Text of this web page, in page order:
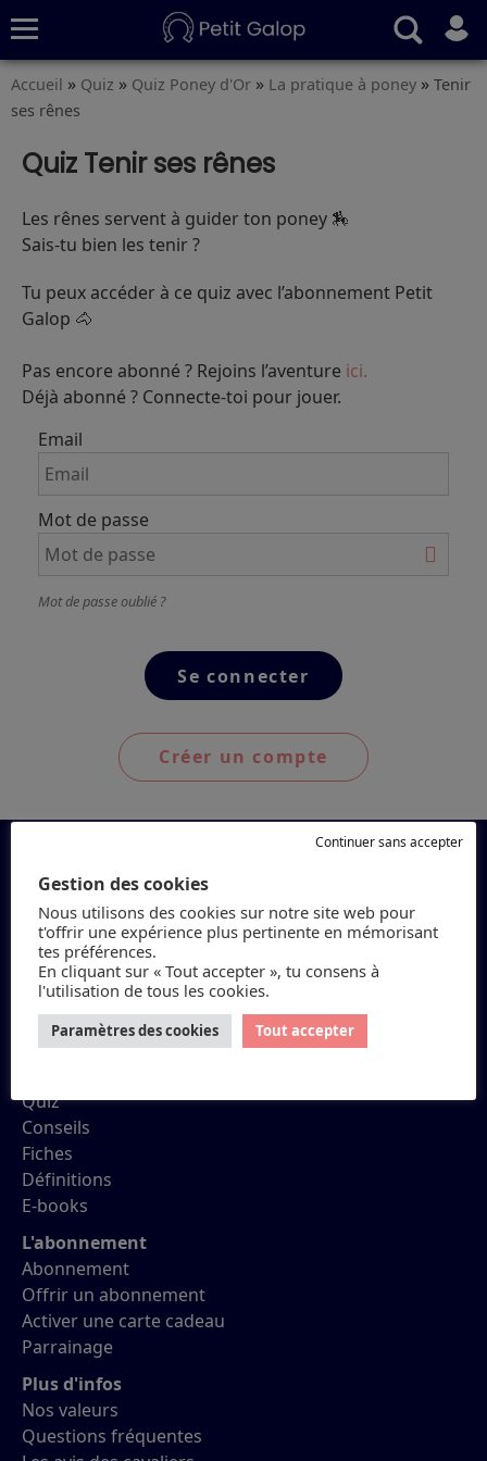
Quiz
Conseils
Fiches
S’abonner
Accueil » Quiz » Quiz Poney d'Or » La pratique à poney » Tenir
ses rênes
Quiz Tenir ses rênes
Les rênes servent à guider ton poney 🏇
Sais-tu bien les tenir ?
Tu peux accéder à ce quiz avec l’abonnement Petit
Galop 🐴
Pas encore abonné ? Rejoins l’aventure ici.
Déjà abonné ? Connecte-toi pour jouer.
Email
Mot de passe
Mot de passe oublié ?
Créer un compte
Petit Galop
Quiz
Conseils
Fiches
Définitions
E-books
L'abonnement
Abonnement
Offrir un abonnement
Activer une carte cadeau
Parrainage
Plus d'infos
Nos valeurs
Questions fréquentes
Gestion des cookies
Nous utilisons des cookies sur notre site web pour
t'offrir une expérience plus pertinente en mémorisant
tes préférences.
En cliquant sur « Tout accepter », tu consens à
l'utilisation de tous les cookies.
Paramètres des cookies Tout accepter
Continuer sans accepter